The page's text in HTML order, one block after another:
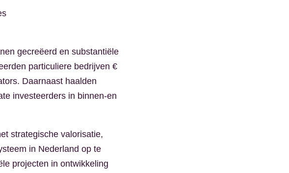
gecreëerd en substantiële
particuliere bedrijven €
Daarnaast haalden
investeerders in binnen-en
strategische valorisatie,
in Nederland op te
projecten in ontwikkeling